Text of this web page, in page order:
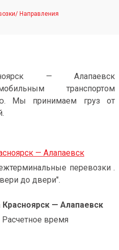
/ Направления
— Алапаевск
транспортом
Мы принимаем груз от
— Алапаевск
перевозки .
до двери".
— Алапаевск
Расчетное время